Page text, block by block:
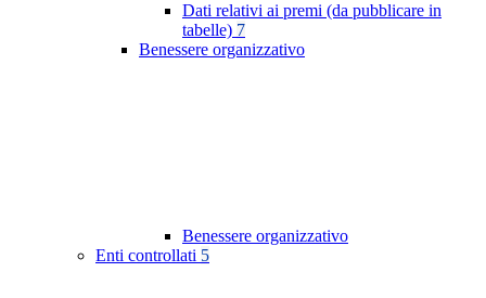
Dati relativi ai premi (da pubblicare in
tabelle) 7
Benessere organizzativo
Benessere organizzativo
Enti controllati 5